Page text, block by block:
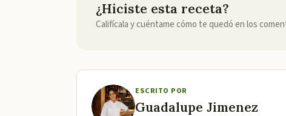
¿Hiciste esta receta?
Califícala y cuéntame cómo te quedó en los
ESCRITO POR
Guadalupe Jimenez